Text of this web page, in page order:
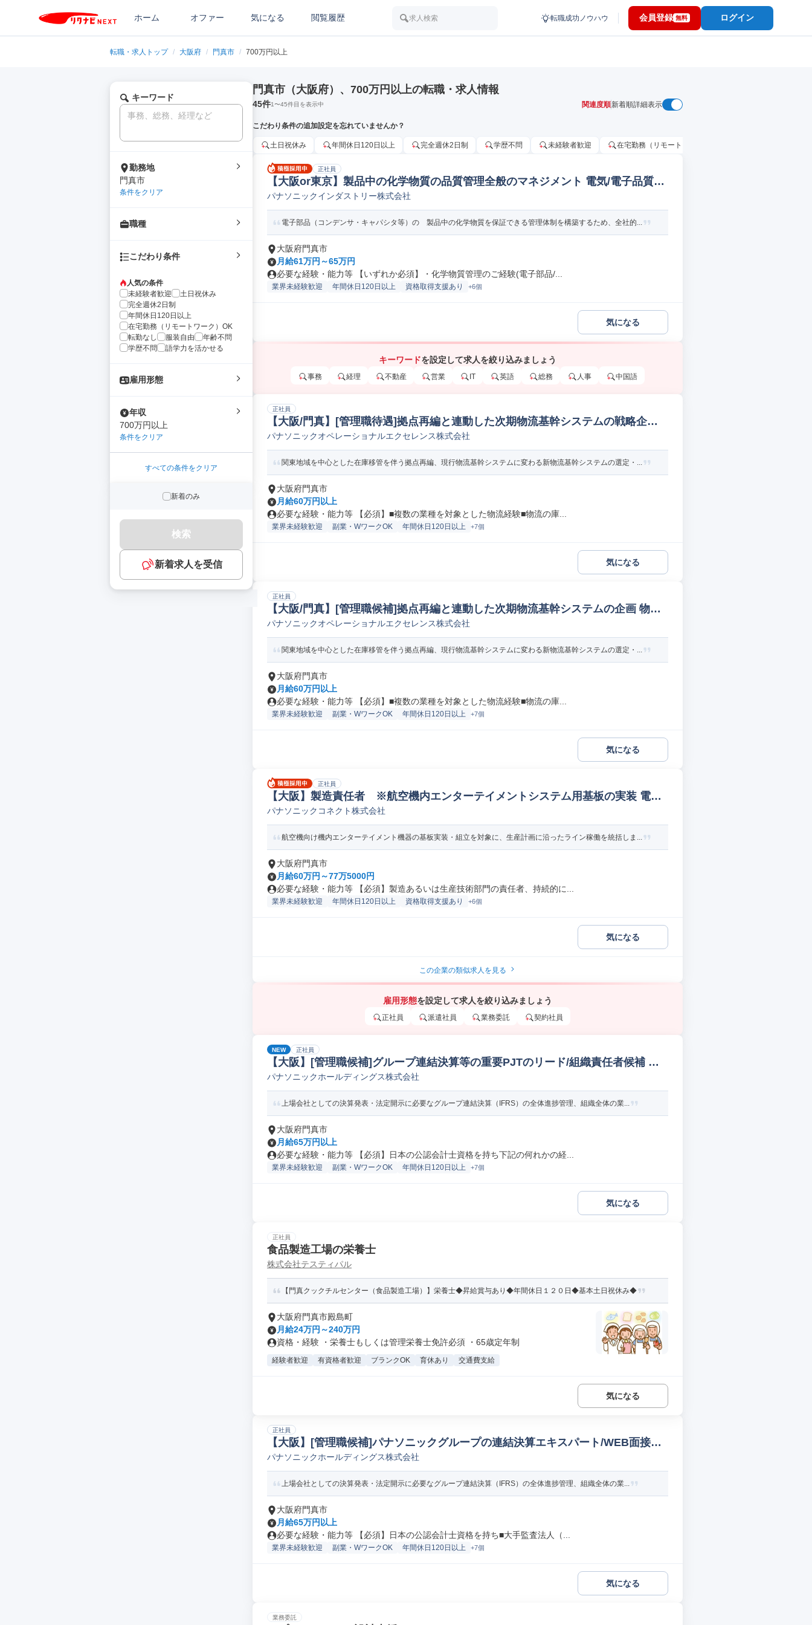
ホーム オファー 気になる 閲覧履歴 求人検索 転職成功ノウハウ 会員登録 無料 ログイン
転職・求人トップ / 大阪府 / 門真市 / 700万円以上
キーワード
勤務地
門真市
条件をクリア
職種
こだわり条件
人気の条件
未経験者歓迎
土日祝休み
完全週休2日制
年間休日120日以上
在宅勤務（リモートワーク）OK
転勤なし
服装自由
年齢不問
学歴不問
語学力を活かせる
雇用形態
年収
700万円以上
条件をクリア
すべての条件をクリア
新着のみ
検索
新着求人を受信
門真市（大阪府）、700万円以上の転職・求人情報
45件1〜45件目を表示中 関連度順新着順詳細表示
こだわり条件の追加設定を忘れていませんか？
土日祝休み 年間休日120日以上 完全週休2日制 学歴不問 未経験者歓迎 在宅勤務（リモートワーク）OK
正社員
【大阪or東京】製品中の化学物質の品質管理全般のマネジメント 電気/電子品質管
理
パナソニックインダストリー株式会社
電子部品（コンデンサ・キャパシタ等）の 製品中の化学物質を保証できる管理体制を構築するため、全社的...
大阪府門真市
月給61万円～65万円
必要な経験・能力等 【いずれか必須】・化学物質管理のご経験(電子部品/...
業界未経験歓迎 年間休日120日以上 資格取得支援あり +6個
気になる
キーワードを設定して求人を絞り込みましょう
事務 経理 不動産 営業 IT 英語 総務 人事 中国語
正社員
【大阪/門真】[管理職待遇]拠点再編と連動した次期物流基幹システムの戦略企画
物流企画/管理
パナソニックオペレーショナルエクセレンス株式会社
関東地域を中心とした在庫移管を伴う拠点再編、現行物流基幹システムに変わる新物流基幹システムの選定・...
大阪府門真市
月給60万円以上
必要な経験・能力等 【必須】■複数の業種を対象とした物流経験■物流の庫...
業界未経験歓迎 副業・WワークOK 年間休日120日以上 +7個
気になる
正社員
【大阪/門真】[管理職候補]拠点再編と連動した次期物流基幹システムの企画 物流
企画/管理
パナソニックオペレーショナルエクセレンス株式会社
関東地域を中心とした在庫移管を伴う拠点再編、現行物流基幹システムに変わる新物流基幹システムの選定・...
大阪府門真市
月給60万円以上
必要な経験・能力等 【必須】■複数の業種を対象とした物流経験■物流の庫...
業界未経験歓迎 副業・WワークOK 年間休日120日以上 +7個
気になる
正社員
【大阪】製造責任者 ※航空機内エンターテイメントシステム用基板の実装 電気/
電子生産技術
パナソニックコネクト株式会社
航空機向け機内エンターテイメント機器の基板実装・組立を対象に、生産計画に沿ったライン稼働を統括しま...
大阪府門真市
月給60万円～77万5000円
必要な経験・能力等 【必須】製造あるいは生産技術部門の責任者、持続的に...
業界未経験歓迎 年間休日120日以上 資格取得支援あり +6個
気になる
この企業の類似求人を見る
雇用形態を設定して求人を絞り込みましょう
正社員 派遣社員 業務委託 契約社員
NEW 正社員
【大阪】[管理職候補]グループ連結決算等の重要PJTのリード/組織責任者候補 管
理会計
パナソニックホールディングス株式会社
上場会社としての決算発表・法定開示に必要なグループ連結決算（IFRS）の全体進捗管理、組織全体の業...
大阪府門真市
月給65万円以上
必要な経験・能力等 【必須】日本の公認会計士資格を持ち下記の何れかの経...
業界未経験歓迎 副業・WワークOK 年間休日120日以上 +7個
気になる
正社員
食品製造工場の栄養士
株式会社テスティパル
【門真クックチルセンター（食品製造工場）】栄養士◆昇給賞与あり◆年間休日１２０日◆基本土日祝休み◆
大阪府門真市殿島町
月給24万円～240万円
資格・経験 ・栄養士もしくは管理栄養士免許必須 ・65歳定年制
経験者歓迎 有資格者歓迎 ブランクOK 育休あり 交通費支給
気になる
正社員
【大阪】[管理職候補]パナソニックグループの連結決算エキスパート/WEB面接可
管理会計
パナソニックホールディングス株式会社
上場会社としての決算発表・法定開示に必要なグループ連結決算（IFRS）の全体進捗管理、組織全体の業...
大阪府門真市
月給65万円以上
必要な経験・能力等 【必須】日本の公認会計士資格を持ち■大手監査法人（...
業界未経験歓迎 副業・WワークOK 年間休日120日以上 +7個
気になる
業務委託